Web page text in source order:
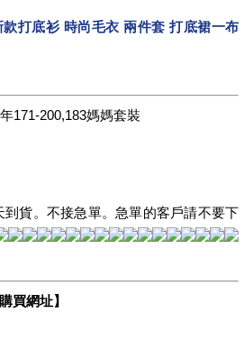
打底衫 時尚毛衣 兩件套 打底裙一布
171-200,183媽媽套裝
貨。不接急單。急單的客戶請不要下
買網址】